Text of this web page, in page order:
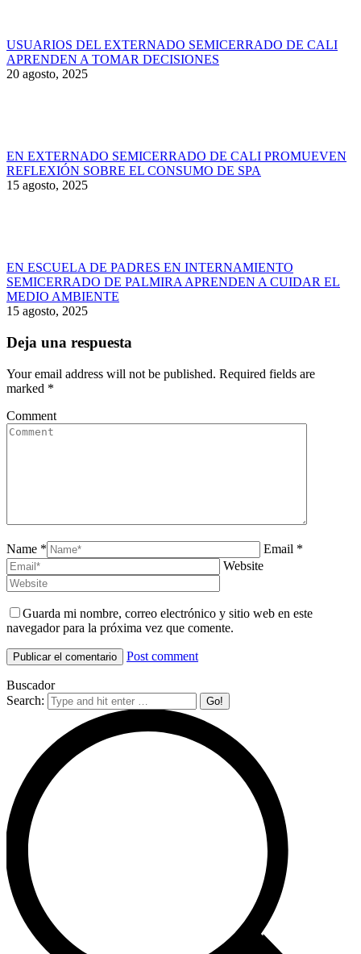
USUARIOS DEL EXTERNADO SEMICERRADO DE CALI
APRENDEN A TOMAR DECISIONES
20 agosto, 2025
EN EXTERNADO SEMICERRADO DE CALI PROMUEVEN
REFLEXIÓN SOBRE EL CONSUMO DE SPA
15 agosto, 2025
EN ESCUELA DE PADRES EN INTERNAMIENTO
SEMICERRADO DE PALMIRA APRENDEN A CUIDAR EL
MEDIO AMBIENTE
15 agosto, 2025
Deja una respuesta
Your email address will not be published. Required fields are
marked *
Comment
Name *
Email *
Website
Guarda mi nombre, correo electrónico y sitio web en este
navegador para la próxima vez que comente.
Post comment
Buscador
Search: